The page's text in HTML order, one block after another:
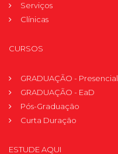
Serviços
Clínicas
CURSOS
GRADUAÇÃO - Presencial
GRADUAÇÃO - EaD
Pós-Graduação
Curta Duração
ESTUDE AQUI